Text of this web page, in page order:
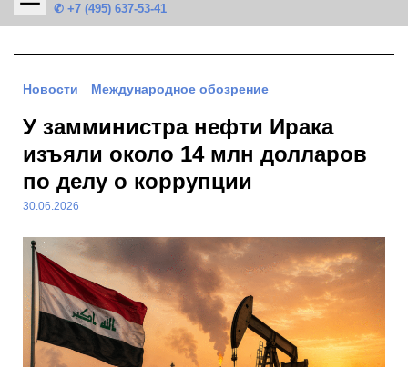
✆ +7 (495) 637-53-41
Новости Международное обозрение
У замминистра нефти Ирака
изъяли около 14 млн долларов
по делу о коррупции
30.06.2026